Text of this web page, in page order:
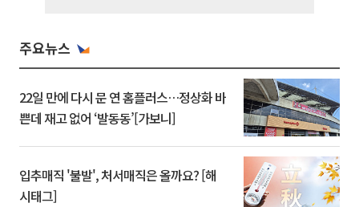
주요뉴스
22일 만에 다시 문 연 홈플러스…정상화 바
쁜데 재고 없어 ‘발동동’[가보니]
입추매직 '불발', 처서매직은 올까요? [해
시태그]